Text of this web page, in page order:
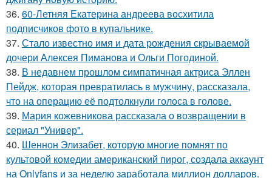
36. 60-Летняя Екатерина андреева восхитила
подписчиков фото в купальнике.
37. Стало известно имя и дата рождения скрываемой
дочери Алексея Пиманова и Ольги Погодиной.
38. В недавнем прошлом симпатичная актриса Эллен
Пейдж, которая превратилась в мужчину, рассказала,
что на операцию её подтолкнули голоса в голове.
39. Мария кожевникова рассказала о возвращении в
сериал "Универ".
40. Шеннон Элизабет, которую многие помнят по
культовой комедии американский пирог, создала аккаунт
на Onlyfans и за неделю заработала миллион долларов.